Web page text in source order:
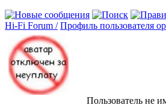
Hi-Fi Forum / Профиль пользователя
Пользователь не